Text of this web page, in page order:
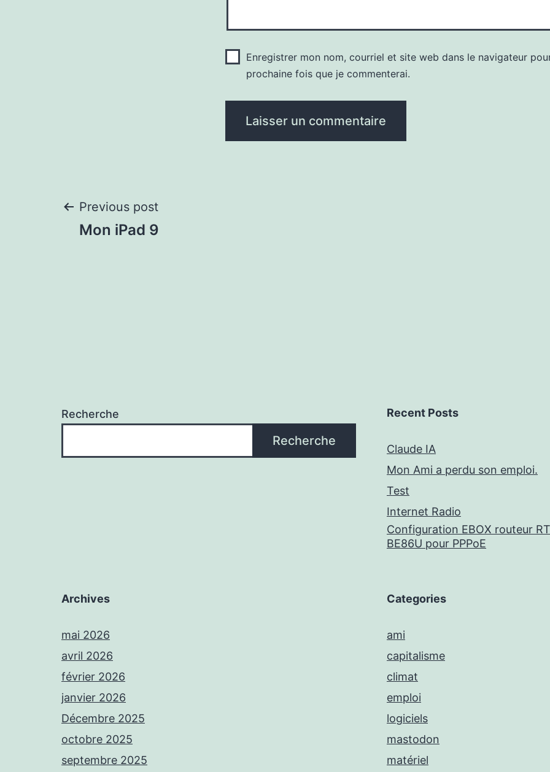
Enregistrer mon nom, courriel et site web dans le navigateur
prochaine fois que je commenterai.
Navigation
Previous post
Mon iPad 9
Recherche
Recherche
Recent Posts
Claude IA
Mon Ami a perdu son emploi.
Test
Internet Radio
Configuration EBOX routeur
BE86U pour PPPoE
Archives
mai 2026
avril 2026
février 2026
janvier 2026
Décembre 2025
octobre 2025
septembre 2025
Categories
ami
capitalisme
climat
emploi
logiciels
mastodon
matériel